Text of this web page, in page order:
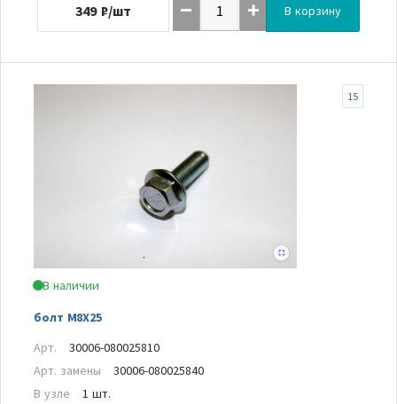
349 ₽/шт В корзину
В наличии
болт M8X25
15
Арт.
30006-080025810
Арт. замены
30006-080025840
В узле
1 шт.